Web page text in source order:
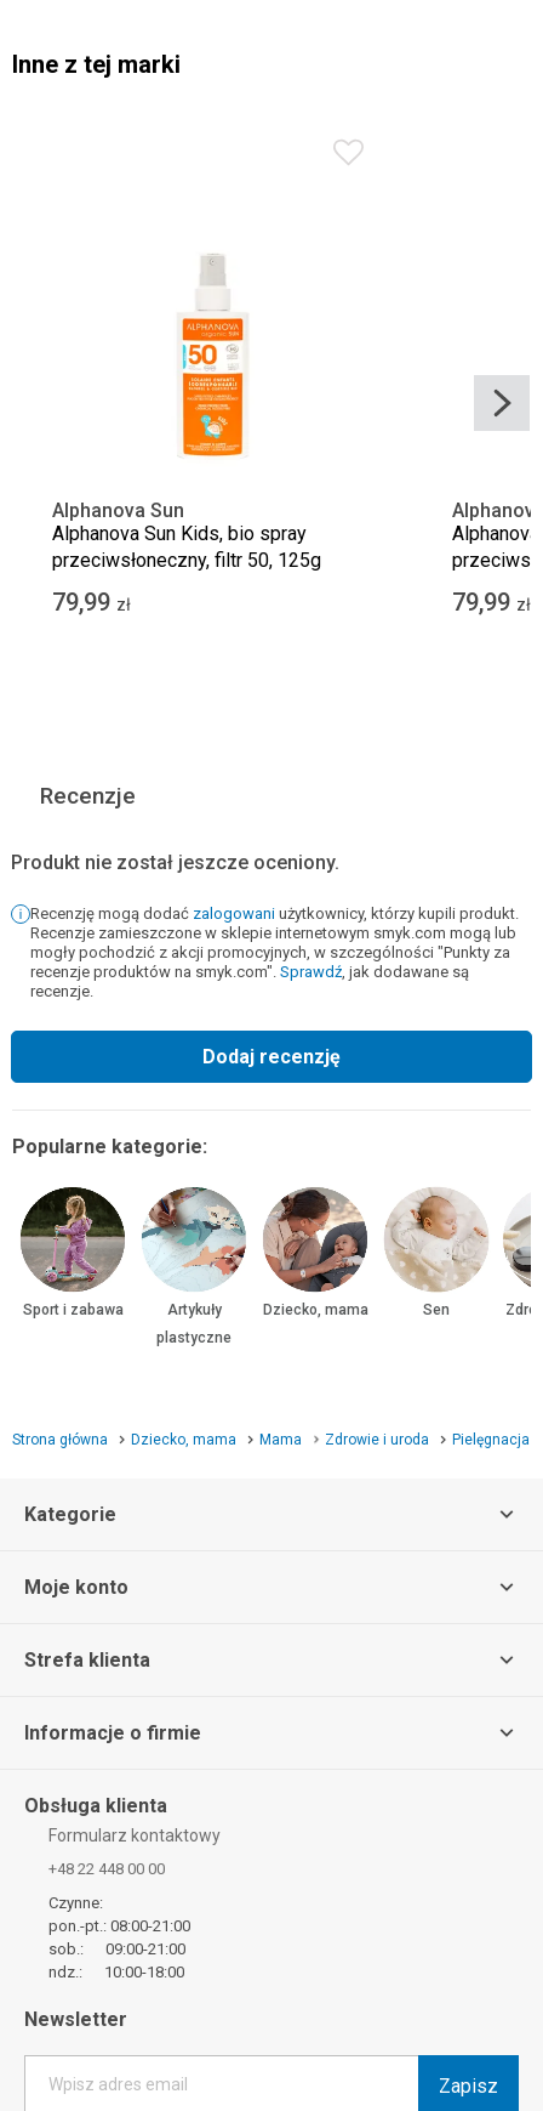
Inne z tej marki
Alphanova Sun
Alphanova Sun Kids, bio spray
przeciwsłoneczny, filtr 50, 125g
79,99 zł 79,99 zł
Recenzje
Produkt nie został jeszcze oceniony.
Recenzję mogą dodać zalogowani użytkownicy, którzy kupili produkt.
Recenzje zamieszczone w sklepie internetowym smyk.com mogą lub
mogły pochodzić z akcji promocyjnych, w szczególności "Punkty za
recenzje produktów na smyk.com". Sprawdź, jak dodawane są
recenzje.
Dodaj recenzję
Popularne kategorie:
Sport i zabawa
Artykuły
plastyczne
Dziecko, mama Sen
Strona główna Dziecko, mama Mama Zdrowie i uroda Pielęgnacja
Kategorie
Moje konto
Strefa klienta
Informacje o firmie
Obsługa klienta
Formularz kontaktowy
+48 22 448 00 00
Czynne:
pon.-pt.: 08:00-21:00
sob.: 09:00-21:00
ndz.: 10:00-18:00
Newsletter
Wpisz adres email Zapisz